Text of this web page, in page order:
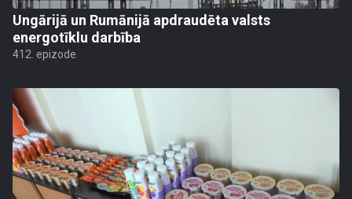
Ungārijā un Rumānijā apdraudēta valsts
energotīklu darbība
412. epizode